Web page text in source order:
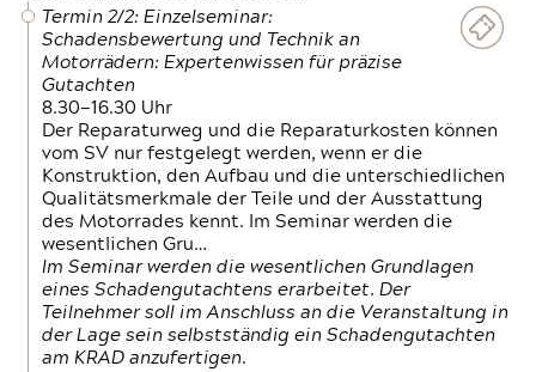
Termin 2/2: Einzelseminar:
Schadensbewertung und Technik an
Motorrädern: Expertenwissen für präzise
Gutachten
8.30—16.30 Uhr
Der Reparaturweg und die Reparaturkosten können
vom SV nur festgelegt werden, wenn er die
Konstruktion, den Aufbau und die unterschiedlichen
Qualitätsmerkmale der Teile und der Ausstattung
des Motorrades kennt. Im Seminar werden die
wesentlichen Gru…
Im Seminar werden die wesentlichen Grundlagen
eines Schadengutachtens erarbeitet. Der
Teilnehmer soll im Anschluss an die Veranstaltung in
der Lage sein selbstständig ein Schadengutachten
am KRAD anzufertigen.